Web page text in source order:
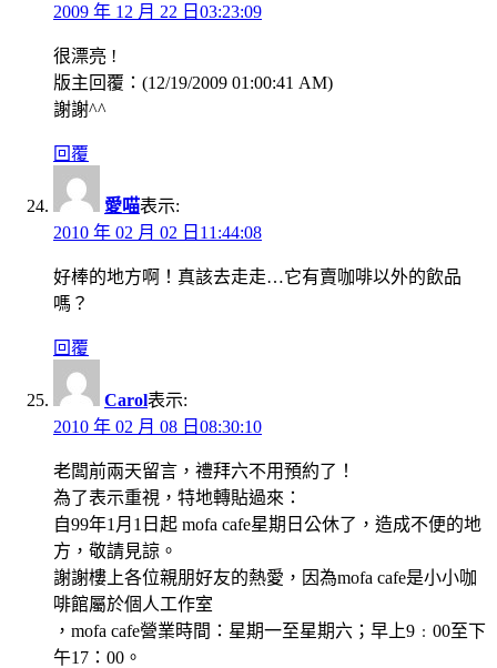
2009 年 12 月 22 日03:23:09
很漂亮 !
版主回覆：(12/19/2009 01:00:41 AM)
謝謝^^
回覆
愛喵表示:
2010 年 02 月 02 日11:44:08
好棒的地方啊！真該去走走…它有賣咖啡以外的飲品
嗎？
回覆
Carol表示:
2010 年 02 月 08 日08:30:10
老闆前兩天留言，禮拜六不用預約了！
為了表示重視，特地轉貼過來：
自99年1月1日起 mofa cafe星期日公休了，造成不便的地
方，敬請見諒。
謝謝樓上各位親朋好友的熱愛，因為mofa cafe是小小咖
啡館屬於個人工作室
，mofa cafe營業時間：星期一至星期六；早上9﹕00至下
午17：00。